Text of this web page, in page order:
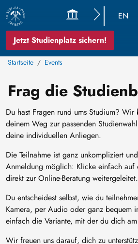
Jetzt Studienplatz sichern!
EN
Startseite Events
Frag die
Du hast Fragen rund ums Studium?
deinem Weg zur passenden
deine individuellen Anliegen.
Die Teilnahme ist ganz unkompliziert
Anmeldung möglich: Klicke einfach auf
direkt zur Online-Beratung weitergeleitet.
Du entscheidest selbst, wie du
Kamera, per Audio oder ganz bequem
einfach die Variante, mit der du dich
Wir freuen uns darauf, dich zu